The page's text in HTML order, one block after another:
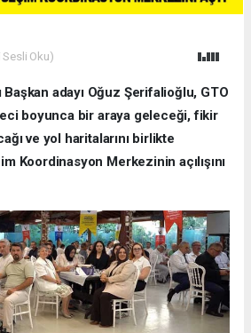
Sesli Oku)
adayı Oğuz Şerifalioğlu, GTO
boyunca bir araya geleceği, fikir
ve yol haritalarını birlikte
Koordinasyon Merkezinin açılışını